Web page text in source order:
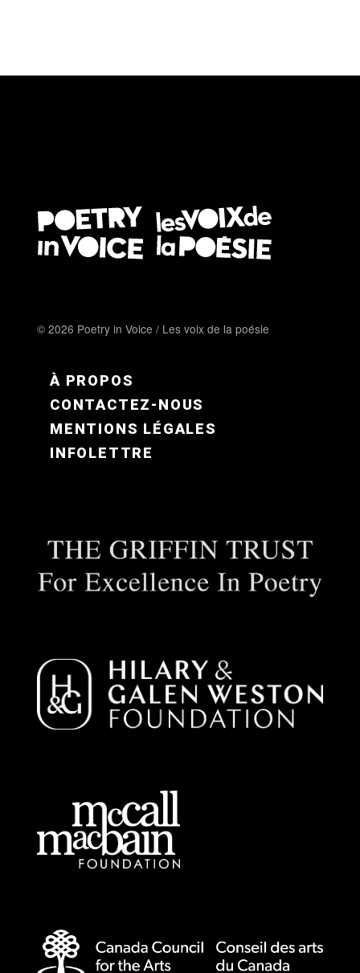
© 2026 Poetry in Voice / Les voix de la poésie
FOOTER MENU FR
À PROPOS
CONTACTEZ-NOUS
MENTIONS LÉGALES
INFOLETTRE